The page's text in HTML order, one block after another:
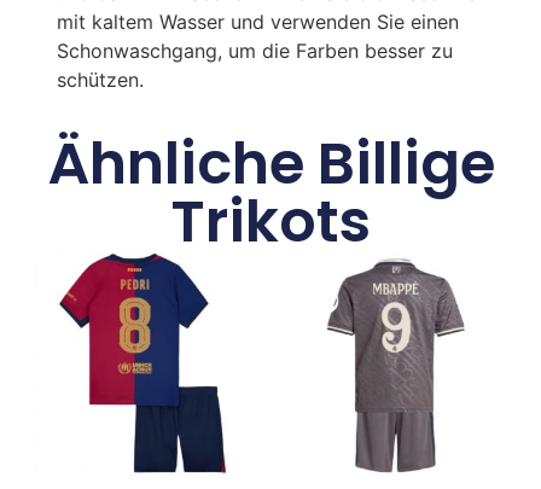
mit kaltem Wasser und verwenden Sie einen
Schonwaschgang, um die Farben besser zu
schützen.
Ähnliche Billige
Trikots